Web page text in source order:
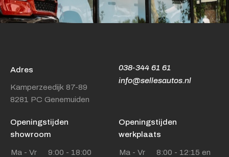
038-344 61 61
info@sellesautos.nl
Adres
Kamperzeedijk 87-89
8281 PC Genemuiden
Openingstijden
showroom
Ma - Vr
9:00 - 18:00
Openingstijden
werkplaats
Ma - Vr
8:00 - 12:15 en